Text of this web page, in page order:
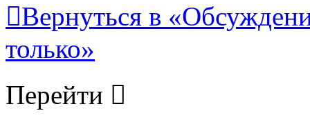
Вернуться в
только»
Перейти